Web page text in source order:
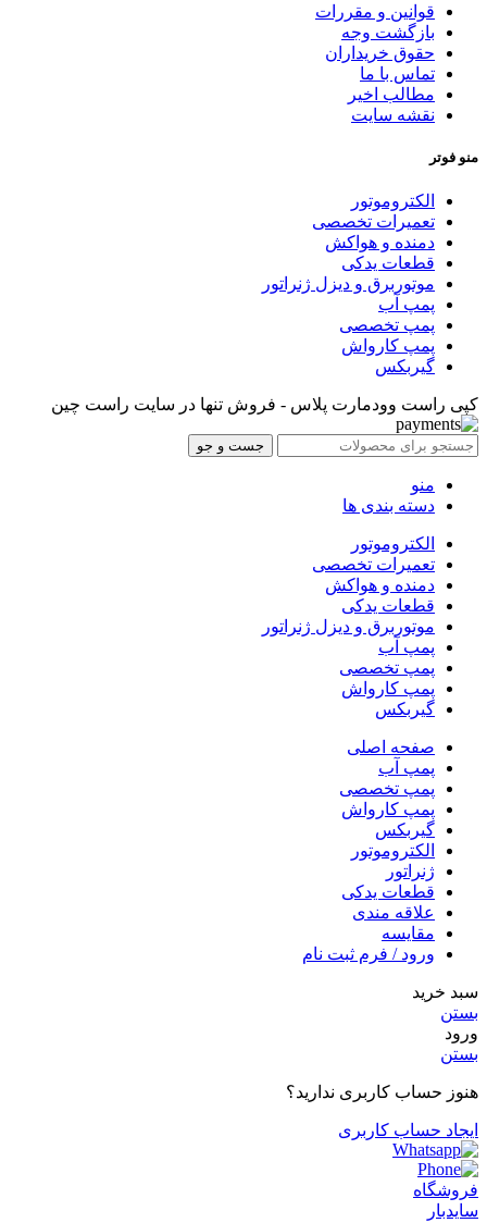
قوانین و مقررات
بازگشت وجه
حقوق خریداران
تماس با ما
مطالب اخیر
نقشه سایت
منو فوتر
الکتروموتور
تعمیرات تخصصی
دمنده و هواکش
قطعات یدکی
موتوربرق و دیزل ژنراتور
پمپ آب
پمپ تخصصی
پمپ کارواش
گیربکس
کپی راست وودمارت پلاس - فروش تنها در سایت راست چین
جست و جو
منو
دسته بندی ها
الکتروموتور
تعمیرات تخصصی
دمنده و هواکش
قطعات یدکی
موتوربرق و دیزل ژنراتور
پمپ آب
پمپ تخصصی
پمپ کارواش
گیربکس
صفحه اصلی
پمپ آب
پمپ تخصصی
پمپ کارواش
گیربکس
الکتروموتور
ژنراتور
قطعات یدکی
علاقه مندی
مقایسه
ورود / فرم ثبت نام
سبد خرید
بستن
ورود
بستن
هنوز حساب کاربری ندارید؟
ایجاد حساب کاربری
فروشگاه
سایدبار